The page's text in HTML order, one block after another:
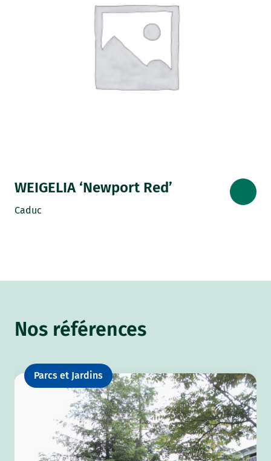
WEIGELIA ‘Newport Red’
Caduc
Nos références
Parcs et Jardins